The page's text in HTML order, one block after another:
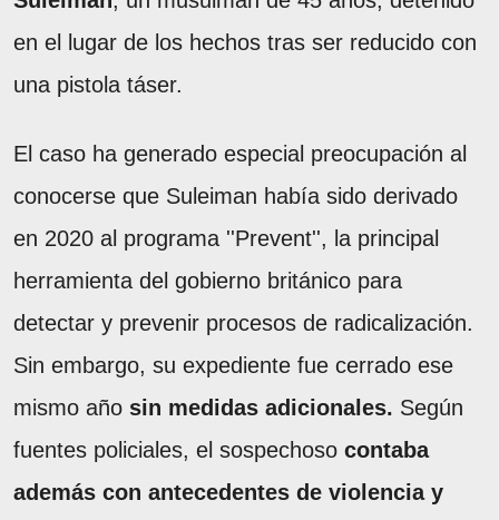
en el lugar de los hechos tras ser reducido con
una pistola táser.
El caso ha generado especial preocupación al
conocerse que Suleiman había sido derivado
en 2020 al programa ''Prevent'', la principal
herramienta del gobierno británico para
detectar y prevenir procesos de radicalización.
Sin embargo, su expediente fue cerrado ese
mismo año sin medidas adicionales. Según
fuentes policiales, el sospechoso contaba
además con antecedentes de violencia y